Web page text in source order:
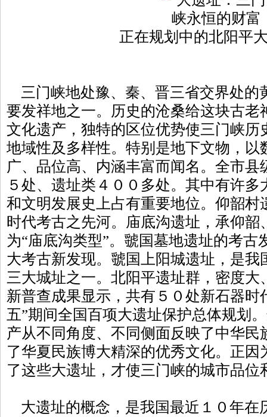
正在规划中的北阳平
三门峡地处豫、秦、晋三省交界处的
要发祥地之一。历史的沧桑给这块古老
文化遗产，独特的区位优势使三门峡历
地域性及多样性。特别是地下文物，以
广、品位高、内涵丰富而闻名。全市
５处、遗址类４００多处。其中有许
和文明发展史上占有重要地位。仰韶村
时代考古之先河。庙底沟遗址，承仰韶
为“庙底沟类型”。虢国墓地遗址的考古
大考古新发现。虢国上阳城遗址，是我
三大城址之一。北阳平遗址群，密度
新普查成果显示，共有５０处新石器时
五”期间全国百项大遗址保护总体规划
产从不同角度、不同侧面反映了中华
了华夏民族博大精深的优秀文化。正
了这些大遗址，才使三门峡的城市品位
大遗址的概念，是我国最近１０年在